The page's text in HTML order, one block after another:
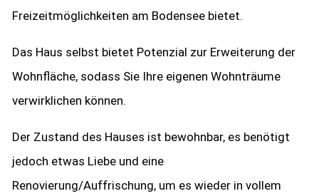
Freizeitmöglichkeiten am Bodensee bietet.
Das Haus selbst bietet Potenzial zur Erweiterung der
Wohnfläche, sodass Sie Ihre eigenen Wohnträume
verwirklichen können.
Der Zustand des Hauses ist bewohnbar, es benötigt
jedoch etwas Liebe und eine
Renovierung/Auffrischung, um es wieder in vollem